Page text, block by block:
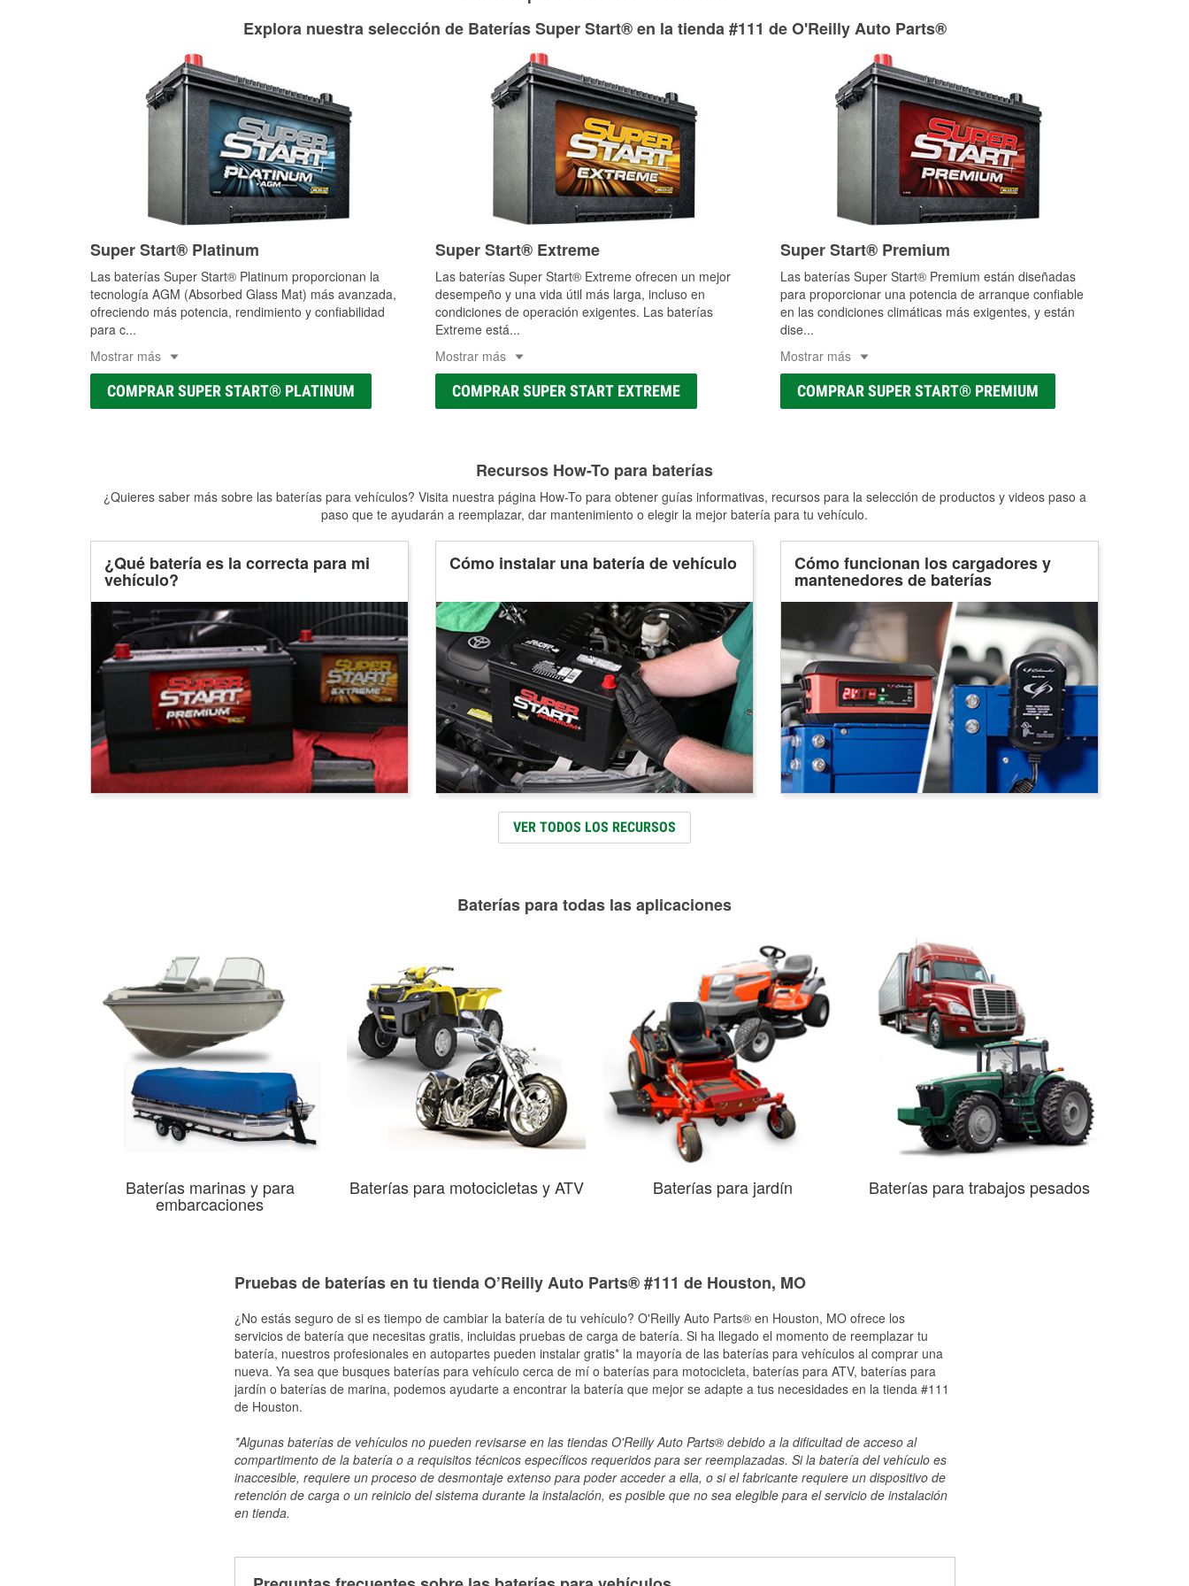
Más información acerca del servicio de mangueras hidráulicas a la medida en tu tienda local
Explora nuestra selección de Baterías Super Start® en la tienda #111 de O'Reilly Auto Parts®
Super Start® Platinum
Las baterías Super Start® Platinum proporcionan la
tecnología AGM (Absorbed Glass Mat) más avanzada,
ofreciendo más potencia, rendimiento y confiabilidad
para c...
Mostrar más
COMPRAR SUPER START® PLATINUM
Super Start® Extreme
Las baterías Super Start® Extreme ofrecen un mejor
desempeño y una vida útil más larga, incluso en
condiciones de operación exigentes. Las baterías
Extreme está...
Mostrar más
COMPRAR SUPER START EXTREME
Super Start® Premium
Las baterías Super Start® Premium están diseñadas
para proporcionar una potencia de arranque confiable
en las condiciones climáticas más exigentes, y están
dise...
Mostrar más
COMPRAR SUPER START® PREMIUM
Recursos How-To para baterías
¿Quieres saber más sobre las baterías para vehículos? Visita nuestra página How-To para obtener guías informativas, recursos para la selección de productos y videos paso a
paso que te ayudarán a reemplazar, dar mantenimiento o elegir la mejor batería para tu vehículo.
¿Qué batería es la correcta para mi
vehículo?
Cómo instalar una batería de vehículo Cómo funcionan los cargadores y
mantenedores de baterías
VER TODOS LOS RECURSOS
Baterías para todas las aplicaciones
Baterías marinas y para
embarcaciones
Baterías para motocicletas y ATV Baterías para jardín Baterías para trabajos pesados
Pruebas de baterías en tu tienda O’Reilly Auto Parts® #111 de Houston, MO
¿No estás seguro de si es tiempo de cambiar la batería de tu vehículo? O'Reilly Auto Parts® en Houston, MO ofrece los
servicios de batería que necesitas gratis, incluidas pruebas de carga de batería. Si ha llegado el momento de reemplazar tu
batería, nuestros profesionales en autopartes pueden instalar gratis* la mayoría de las baterías para vehículos al comprar una
nueva. Ya sea que busques baterías para vehículo cerca de mí o baterías para motocicleta, baterías para ATV, baterías para
jardín o baterías de marina, podemos ayudarte a encontrar la batería que mejor se adapte a tus necesidades en la tienda #111
de Houston.
*Algunas baterías de vehículos no pueden revisarse en las tiendas O'Reilly Auto Parts® debido a la dificultad de acceso al
compartimento de la batería o a requisitos técnicos específicos requeridos para ser reemplazadas. Si la batería del vehículo es
inaccesible, requiere un proceso de desmontaje extenso para poder acceder a ella, o si el fabricante requiere un dispositivo de
retención de carga o un reinicio del sistema durante la instalación, es posible que no sea elegible para el servicio de instalación
en tienda.